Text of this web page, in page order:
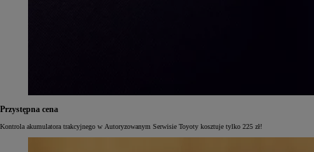
Przystępna cena
Kontrola akumulatora trakcyjnego w Autoryzowanym Serwisie Toyoty kosztuje tylko 225 zł!